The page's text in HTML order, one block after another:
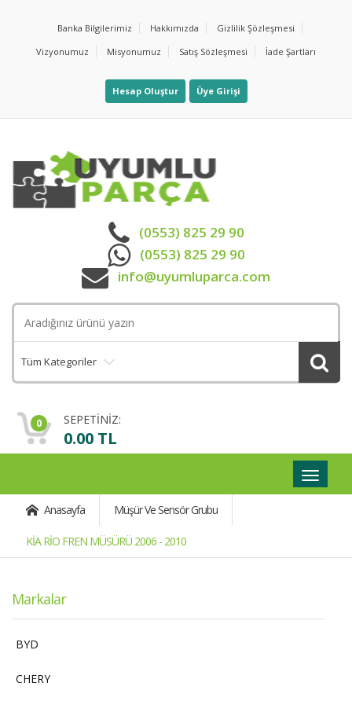
Banka Bilgilerimiz Hakkımızda
Gizlilik Şözleşmesi
Vizyonumuz
Misyonumuz Satış Sözleşmesi İade Şartları
Hesap Oluştur Üye Girişi
(0553) 825 29 90
(0553) 825 29 90
info@uyumluparca.com
Tüm Kategoriler
0 SEPETİNİZ:
0.00 TL
Geçişli
Anasayfa
Müşür Ve Sensör Grubu
KİA RİO FREN MÜSÜRÜ 2006 - 2010
Markalar
BYD
CHERY